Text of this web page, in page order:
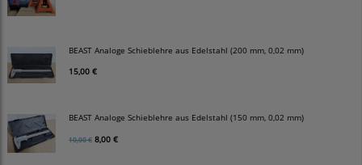
BEAST Analoge Schieblehre aus Edelstahl (200 mm, 0,02 mm)
15,00 €
BEAST Analoge Schieblehre aus Edelstahl (150 mm, 0,02 mm)
10,00 € 8,00 €